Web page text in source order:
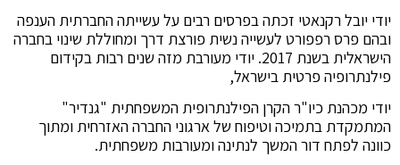
יודי יובל רקנאטי זכתה בפרסים רבים על עשייתה החברתית הענפה
ובהם פרס רפפורט לעשייה נשית פורצת דרך ומחוללת שינוי בחברה
הישראלית בשנת 2017. יודי מעורבת מזה שנים רבות בקידום
פילנתרופיה פרטית בישראל,
יודי מכהנת כיו"ר הקרן הפילנתרופית המשפחתית "גנדיר"
המתמקדת בתמיכה וטיפוח של ארגוני החברה האזרחית ומתוך
כוונה לפתח דור המשך לנתינה ומעורבות משפחתית.